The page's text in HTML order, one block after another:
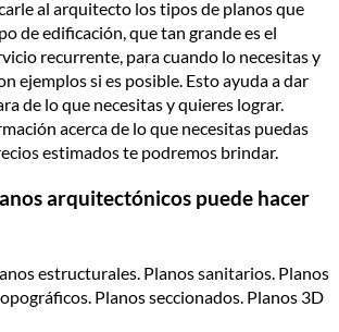
al arquitecto los tipos de planos que
de edificación, que tan grande es el
recurrente, para cuando lo necesitas y
ejemplos si es posible. Esto ayuda a dar
de lo que necesitas y quieres lograr.
acerca de lo que necesitas puedas
estimados te podremos brindar.
arquitectónicos puede hacer
estructurales. Planos sanitarios. Planos
Planos seccionados. Planos 3D